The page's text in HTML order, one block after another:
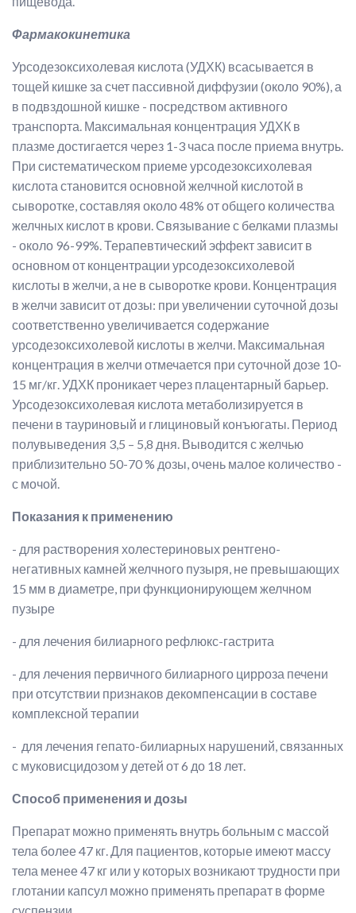
Фармакокинетика
Урсодезоксихолевая кислота (УДХК) всасывается в
тощей кишке за счет пассивной диффузии (около 90%), а
в подвздошной кишке - посредством активного
транспорта. Максимальная концентрация УДХК в
плазме достигается через 1-3 часа после приема внутрь.
При систематическом приеме урсодезоксихолевая
кислота становится основной желчной кислотой в
сыворотке, составляя около 48% от общего количества
желчных кислот в крови. Связывание с белками плазмы
- около 96-99%. Терапевтический эффект зависит в
основном от концентрации урсодезоксихолевой
кислоты в желчи, а не в сыворотке крови. Концентрация
в желчи зависит от дозы: при увеличении суточной дозы
соответственно увеличивается содержание
урсодезоксихолевой кислоты в желчи. Максимальная
концентрация в желчи отмечается при суточной дозе 10-
15 мг/кг. УДХК проникает через плацентарный барьер.
Урсодезоксихолевая кислота метаболизируется в
печени в тауриновый и глициновый конъюгаты. Период
полувыведения 3,5 – 5,8 дня. Выводится с желчью
приблизительно 50-70 % дозы, очень малое количество -
с мочой.
Показания к применению
- для растворения холестериновых рентгено-
негативных камней желчного пузыря, не превышающих
15 мм в диаметре, при функционирующем желчном
пузыре
- для лечения билиарного рефлюкс-гастрита
- для лечения первичного билиарного цирроза печени
при отсутствии признаков декомпенсации в составе
комплексной терапии
- для лечения гепато-билиарных нарушений, связанных
с муковисцидозом у детей от 6 до 18 лет.
Способ применения и дозы
Препарат можно применять внутрь больным с массой
тела более 47 кг. Для пациентов, которые имеют массу
тела менее 47 кг или у которых возникают трудности при
глотании капсул можно применять препарат в форме